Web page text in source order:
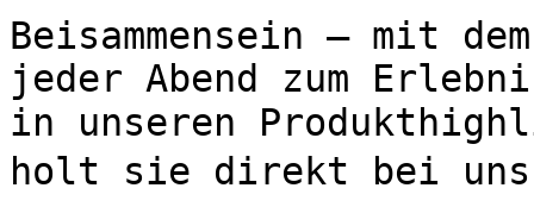
Beisammensein – mit
jeder Abend zum
in unseren
holt sie direkt bei uns